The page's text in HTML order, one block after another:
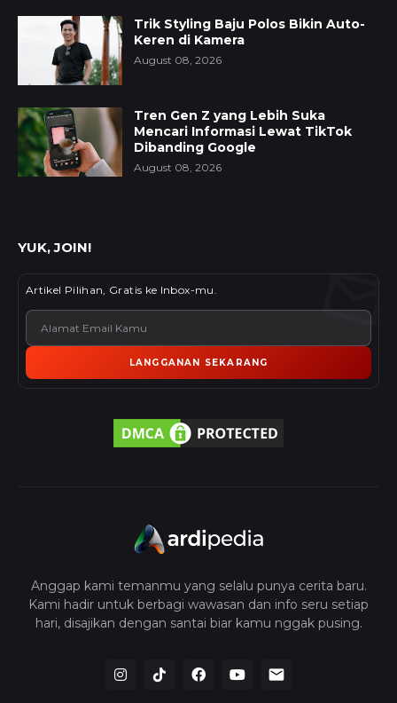
Trik Styling Baju Polos Bikin Auto-
Keren di Kamera
August 08, 2026
Tren Gen Z yang Lebih Suka
Mencari Informasi Lewat TikTok
Dibanding Google
August 08, 2026
YUK, JOIN!
Artikel Pilihan, Gratis ke Inbox-mu.
LANGGANAN SEKARANG
Anggap kami temanmu yang selalu punya cerita baru.
Kami hadir untuk berbagi wawasan dan info seru setiap
hari, disajikan dengan santai biar kamu nggak pusing.